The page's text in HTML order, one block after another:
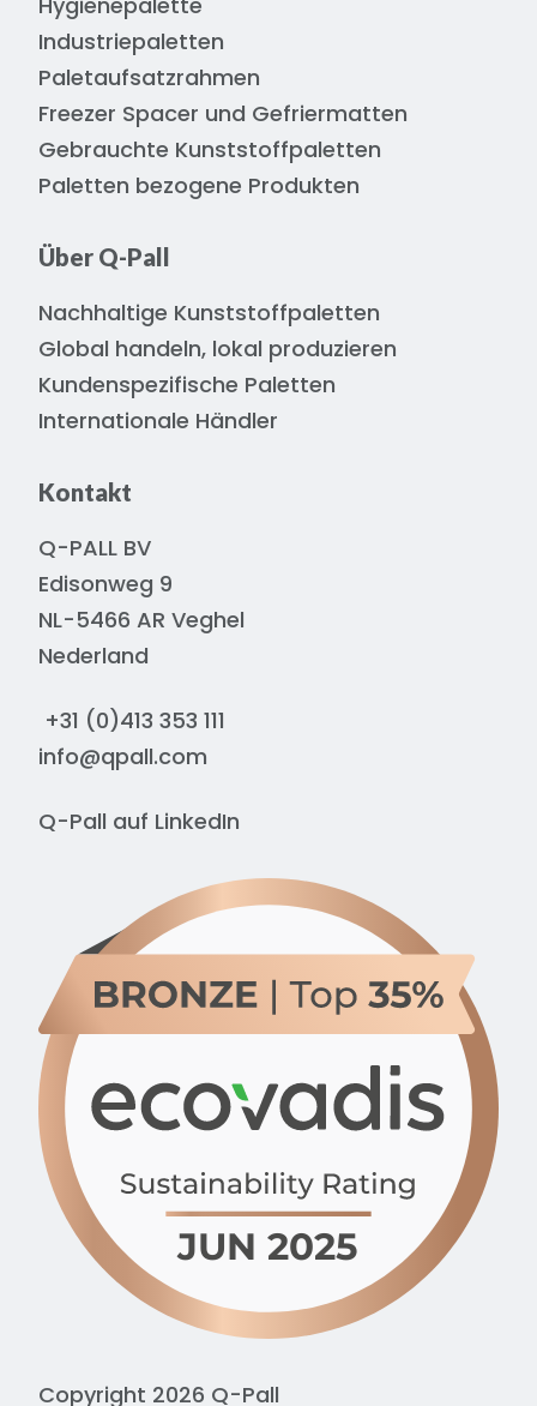
Industriepaletten
Paletaufsatzrahmen
Freezer Spacer und Gefriermatten
Gebrauchte Kunststoffpaletten
Paletten bezogene Produkten
Über Q-Pall
Nachhaltige Kunststoffpaletten
Global handeln, lokal produzieren
Kundenspezifische Paletten
Internationale Händler
Kontakt
Q-PALL BV
Edisonweg 9
NL-5466 AR Veghel
Nederland
+31 (0)413 353 111
info@qpall.com
Q-Pall auf LinkedIn
Copyright 2026 Q-Pall